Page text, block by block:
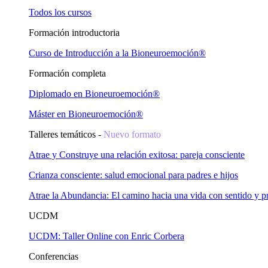
Todos los cursos
Formación introductoria
Curso de Introducción a la Bioneuroemoción®
Formación completa
Diplomado en Bioneuroemoción®
Máster en Bioneuroemoción®
Talleres temáticos - Nuevo formato
Atrae y Construye una relación exitosa: pareja consciente
Crianza consciente: salud emocional para padres e hijos
Atrae la Abundancia: El camino hacia una vida con sentido y
UCDM
UCDM: Taller Online con Enric Corbera
Conferencias